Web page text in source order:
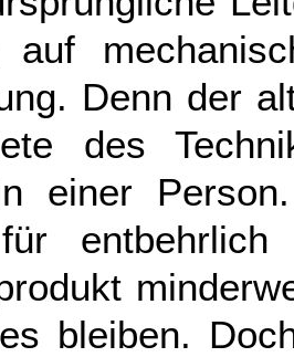
auf
Denn der
des
einer
bleiben.